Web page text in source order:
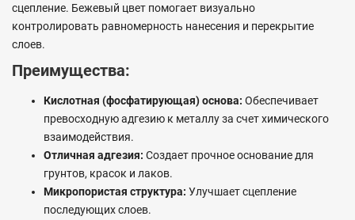
сцепление. Бежевый цвет помогает визуально
контролировать равномерность нанесения и перекрытие
слоев.
Преимущества:
Кислотная (фосфатирующая) основа: Обеспечивает
превосходную адгезию к металлу за счет химического
взаимодействия.
Отличная адгезия: Создает прочное основание для
грунтов, красок и лаков.
Микропористая структура: Улучшает сцепление
последующих слоев.